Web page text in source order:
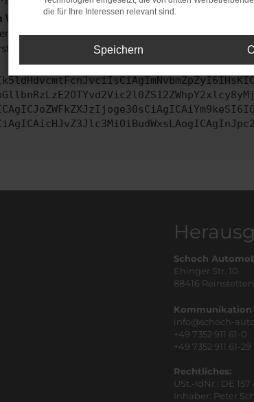
Webseitenbetreiber.
Schritte versucht hast, kontaktiere uns
Schoch
Ehinger Str. 10
88416 Reinstetten
Kommunikation
info@schoch-
+49 7352 911 61-0
+49 7352 911 61-29
Rechtliches:
USt.-IdNr.: DE 157
Inhaber: Peter
die für Ihre Interessen relevant sind.
Speichern